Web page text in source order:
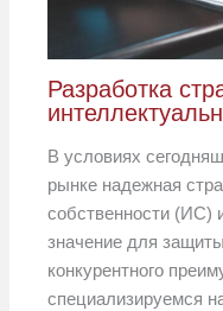
Разработка
В условиях
рынке надежная
собственности (ИС)
значение для
конкурентного
специализируемся